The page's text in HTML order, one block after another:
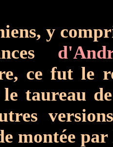
y
ce fut le
taureau
montée